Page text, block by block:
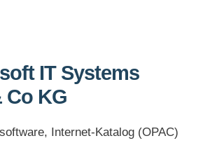
IT Systems
Co KG
Internet-Katalog (OPAC)